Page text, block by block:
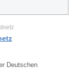
Deutschen